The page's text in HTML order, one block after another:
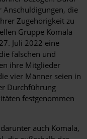
die
Zugehörigkeit zu
Gruppe Komala
Juli 2022 eine
falschen und
ihre Mitglieder
vier Männer seien in
Durchführung
festgenommen
auch Komala,